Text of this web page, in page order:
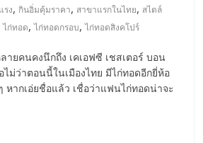
รง,กินอิ่มคุ้มราคา, สาขาแรกในไทย, สไตล์
ไก่ทอด,ไก่ทอดกรอบ,ไก่ทอดสิงคโปร์
ายคนคงนึกถึง เคเอฟซี เชสเตอร์ บอน
ม่ว่าตอนนี้ในเมืองไทย มีไก่ทอดอีกยี่ห้อ
หากเอ่ยชื่อแล้ว เชื่อว่าแฟนไก่ทอดน่าจะ